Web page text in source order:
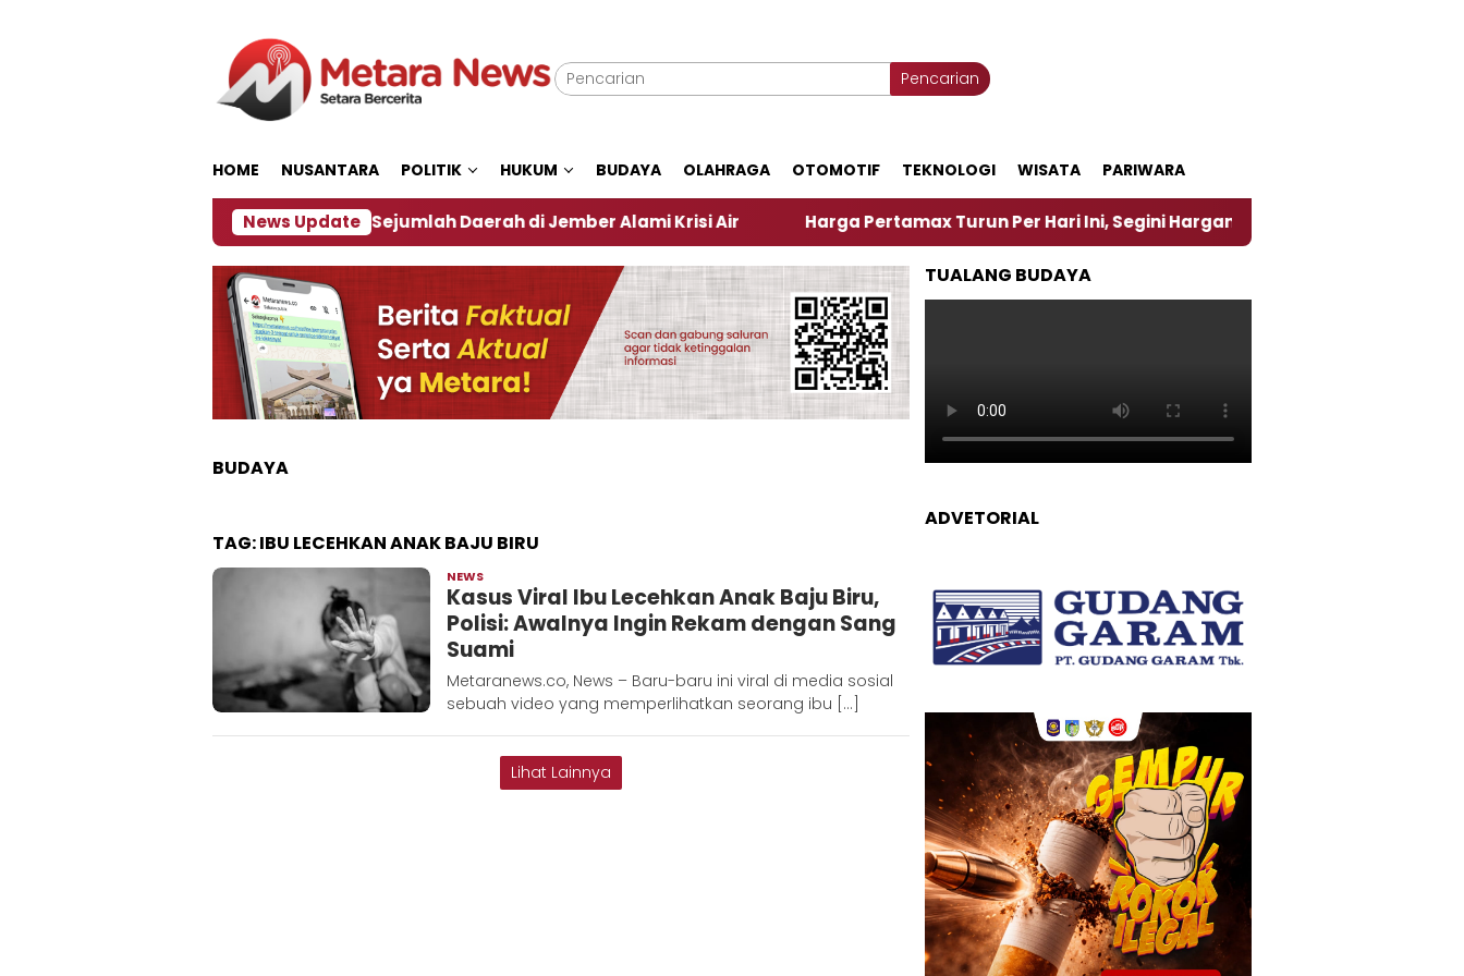
Pencarian
HOME NUSANTARA POLITIK HUKUM BUDAYA OLAHRAGA OTOMOTIF TEKNOLOGI WISATA PARIWARA
News Update
Dampak El Nino, Sejumlah Daerah di Jember Alami Krisi Air Harga Pertamax Turun Per Hari Ini, Segini Harganya ‎Nasirun Maestro Lukis
BUDAYA
TAG:IBU LECEHKAN ANAK BAJU BIRU
NEWS
D
Kasus Viral Ibu Lecehkan Anak Baju Biru,
Polisi: Awalnya Ingin Rekam dengan Sang
Suami
Metaranews.co, News – Baru-baru ini viral di media sosial
sebuah video yang memperlihatkan seorang ibu […]
Lihat Lainnya
TUALANG BUDAYA
ADVETORIAL